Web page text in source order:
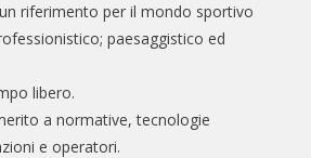
riferimento per il mondo sportivo
paesaggistico ed
libero.
a normative, tecnologie
e operatori.